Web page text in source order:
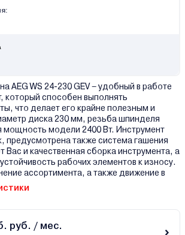
AEG WS 24-230 GEV – удобный в работе
который способен выполнять
что делает его крайне полезным и
диска 230 мм, резьба шпинделя
мощность модели 2400 Вт. Инструмент
предусмотрена также система гашения
Вас и качественная сборка инструмента, а
рабочих элементов к износу.
ассортимента, а также движение в
руб. / мес.